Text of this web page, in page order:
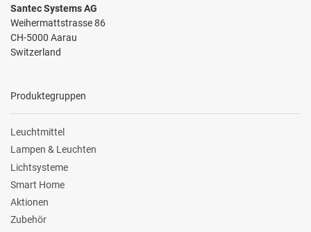
Santec Systems AG
Weihermattstrasse 86
CH-5000 Aarau
Switzerland
Produktegruppen
Leuchtmittel
Lampen & Leuchten
Lichtsysteme
Smart Home
Aktionen
Zubehör